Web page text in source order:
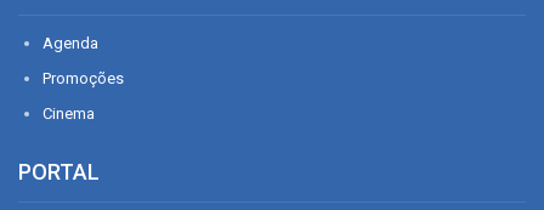
Agenda
Promoções
Cinema
PORTAL